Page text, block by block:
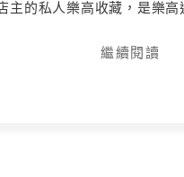
主的私人樂高收藏，是樂高
繼續閱讀